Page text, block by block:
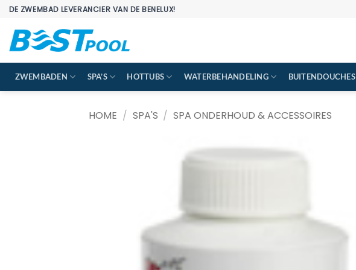
Ga
inhoud
DE ZWEMBAD LEVERANCIER VAN DE BENELUX!
ZWEMBADEN SPA’S HOTTUBS WATERBEHANDELING BUITENDOUCHES
HOME / SPA'S / SPA ONDERHOUD & ACCESSOIRES